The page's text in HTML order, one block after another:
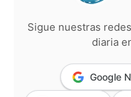
Sigue nuestras
diaria
Google